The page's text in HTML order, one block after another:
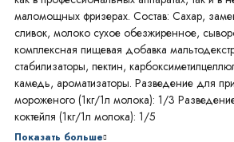
маломощных фризерах. Состав: Сахар,
сливок, молоко сухое обезжиренное,
комплексная пищевая добавка
стабилизаторы, пектин,
камедь, ароматизаторы. Разведение для
мороженого (1кг/1л молока): 1/3
коктейля (1кг/1л молока): 1/5
Показать больше